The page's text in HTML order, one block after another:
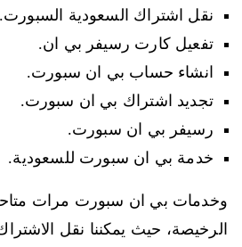
نقل اشتراك السعودية السبورت.
تفعيل كارت رسيفر بي ان.
انشاء حساب بي ان سبورت.
تجديد اشتراك بي ان سبورت.
رسيفر بي ان سبورت.
خدمة بي ان سبورت للسعودية.
الرخيصة، حيث يمكننا نقل